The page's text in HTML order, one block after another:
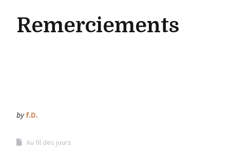
Remerciements
by f.D.
Au fil des jours